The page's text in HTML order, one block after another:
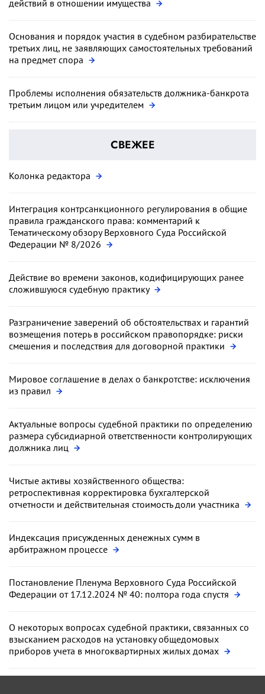
действий в отношении имущества
Основания и порядок участия в судебном разбирательстве
третьих лиц, не заявляющих самостоятельных требований
на предмет спора
Проблемы исполнения обязательств должника-банкрота
третьим лицом или учредителем
СВЕЖЕЕ
Колонка редактора
Интеграция контрсанкционного регулирования в общие
правила гражданского права: комментарий к
Тематическому обзору Верховного Суда Российской
Федерации № 8/2026
Действие во времени законов, кодифицирующих ранее
сложившуюся судебную практику
Разграничение заверений об обстоятельствах и гарантий
возмещения потерь в российском правопорядке: риски
смешения и последствия для договорной практики
Мировое соглашение в делах о банкротстве: исключения
из правил
Актуальные вопросы судебной практики по определению
размера субсидиарной ответственности контролирующих
должника лиц
Чистые активы хозяйственного общества:
ретроспективная корректировка бухгалтерской
отчетности и действительная стоимость доли участника
Индексация присужденных денежных сумм в
арбитражном процессе
Постановление Пленума Верховного Суда Российской
Федерации от 17.12.2024 № 40: полтора года спустя
О некоторых вопросах судебной практики, связанных со
взысканием расходов на установку общедомовых
приборов учета в многоквартирных жилых домах